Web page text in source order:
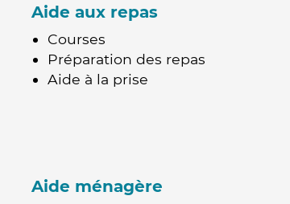
Aide aux repas
Courses
Préparation des repas
Aide à la prise
Aide ménagère